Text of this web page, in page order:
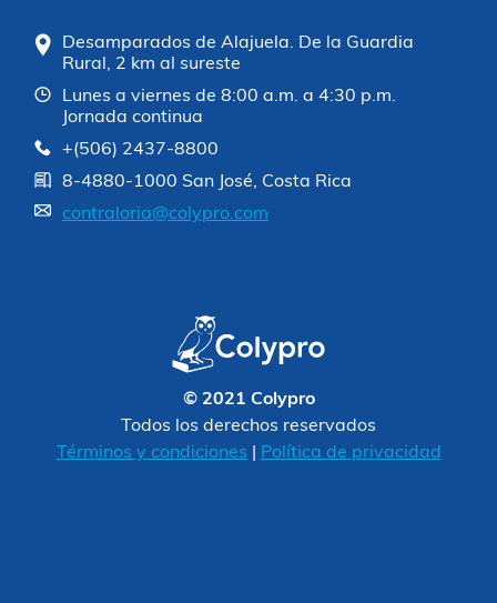
Desamparados de Alajuela. De la Guardia
Rural, 2 km al sureste
Lunes a viernes de 8:00 a.m. a 4:30 p.m.
Jornada continua
+(506) 2437-8800
8-4880-1000 San José, Costa Rica
contraloria@colypro.com
© 2021 Colypro
Todos los derechos reservados
Términos y condiciones
Política de privacidad